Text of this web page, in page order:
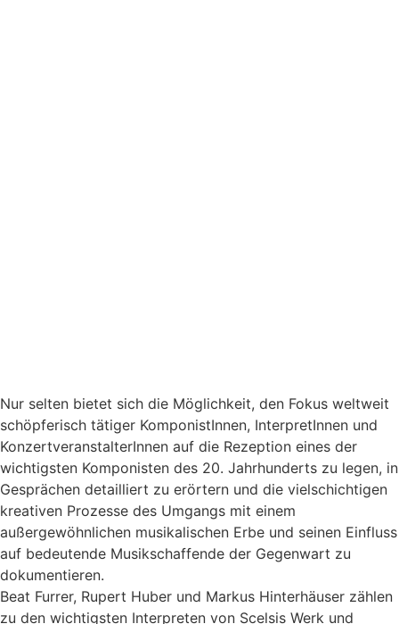
Nur selten bietet sich die Möglichkeit, den Fokus weltweit
schöpferisch tätiger KomponistInnen, InterpretInnen und
KonzertveranstalterInnen auf die Rezeption eines der
wichtigsten Komponisten des 20. Jahrhunderts zu legen, in
Gesprächen detailliert zu erörtern und die vielschichtigen
kreativen Prozesse des Umgangs mit einem
außergewöhnlichen musikalischen Erbe und seinen Einfluss
auf bedeutende Musikschaffende der Gegenwart zu
dokumentieren.
Beat Furrer, Rupert Huber und Markus Hinterhäuser zählen
zu den wichtigsten Interpreten von Scelsis Werk und